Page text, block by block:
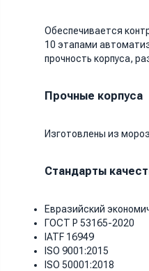
Обеспечивается
10 этапами
прочность корпуса,
Прочные корпуса
Изготовлены из
Стандарты
Евразийский
ГОСТ Р 53165-2020
IATF 16949
ISO 9001:2015
ISO 50001:2018